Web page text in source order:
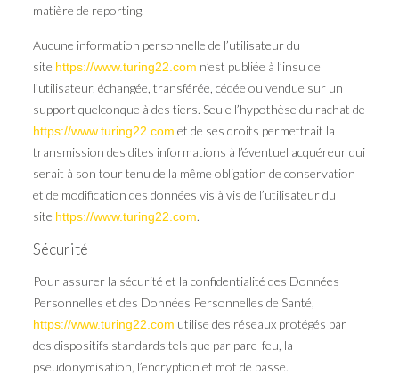
matière de reporting.
Aucune information personnelle de l’utilisateur du
site https://www.turing22.com n’est publiée à l’insu de
l’utilisateur, échangée, transférée, cédée ou vendue sur un
support quelconque à des tiers. Seule l’hypothèse du rachat de
https://www.turing22.com et de ses droits permettrait la
transmission des dites informations à l’éventuel acquéreur qui
serait à son tour tenu de la même obligation de conservation
et de modification des données vis à vis de l’utilisateur du
site https://www.turing22.com.
Sécurité
Pour assurer la sécurité et la confidentialité des Données
Personnelles et des Données Personnelles de Santé,
https://www.turing22.com utilise des réseaux protégés par
des dispositifs standards tels que par pare-feu, la
pseudonymisation, l’encryption et mot de passe.